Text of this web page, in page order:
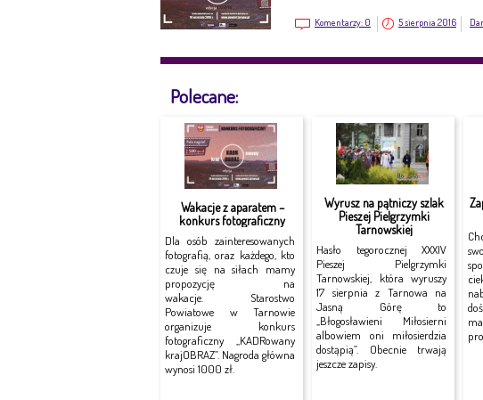
Komentarzy: 0 5 sierpnia 2016
Polecane:
Wakacje z aparatem –
konkurs fotograficzny
Dla osób zainteresowanych
fotografią, oraz każdego, kto
czuje się na siłach mamy
propozycję na
wakacje. Starostwo
Powiatowe w Tarnowie
organizuje konkurs
fotograficzny „KADRowany
krajOBRAZ”. Nagroda główna
wynosi 1000 zł.
Wyrusz na pątniczy szlak
Pieszej Pielgrzymki
Tarnowskiej
Hasło tegorocznej XXXIV
Pieszej Pielgrzymki
Tarnowskiej, która wyruszy
17 sierpnia z Tarnowa na
Jasną Górę to
„Błogosławieni Miłosierni
albowiem oni miłosierdzia
dostąpią”. Obecnie trwają
jeszcze zapisy.